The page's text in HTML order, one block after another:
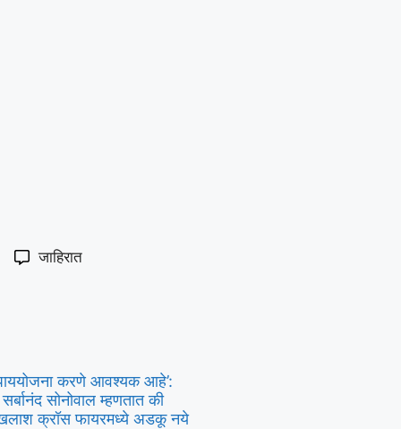
जाहिरात
करणे आवश्यक आहे’:
सोनोवाल म्हणतात की
खलाश क्रॉस फायरमध्ये अडकू नये